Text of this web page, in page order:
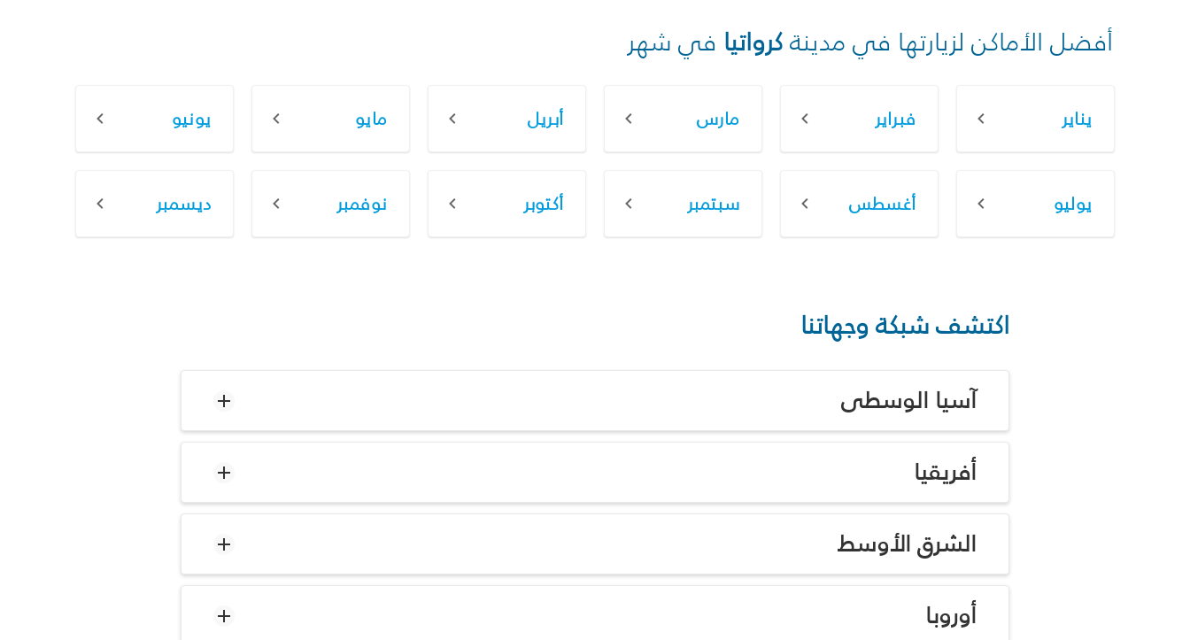
أفضل الأماكن لزيارتها في مدينةكرواتيا في شهر
يناير فبراير مارس أبريل مايو يونيو
يوليو أغسطس سبتمبر أكتوبر نوفمبر ديسمبر
اكتشف شبكة وجهاتنا
آسيا الوسطى
أفريقيا
الشرق الأوسط
أوروبا